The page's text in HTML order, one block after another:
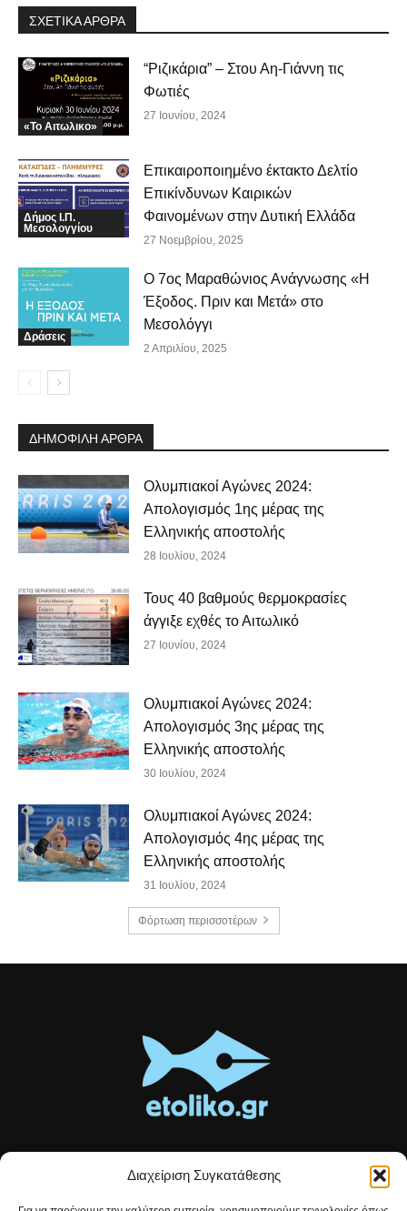
Διαχείριση Συγκατάθεσης
ΣΧΕΤΙΚΑ ΑΡΘΡΑ
«Το Αιτωλικο»
“Ριζικάρια” – Στου Αη-Γιάννη τις
Φωτιές
27 Ιουνίου, 2024
Δήμος Ι.Π.
Μεσολογγίου
Επικαιροποιημένο έκτακτο Δελτίο
Επικίνδυνων Καιρικών
Φαινομένων στην Δυτική Ελλάδα
27 Νοεμβρίου, 2025
Δράσεις
Ο 7ος Μαραθώνιος Ανάγνωσης «Η
Έξοδος. Πριν και Μετά» στο
Μεσολόγγι
2 Απριλίου, 2025
ΔΗΜΟΦΙΛΗ ΑΡΘΡΑ
Ολυμπιακοί Αγώνες 2024:
Απολογισμός 1ης μέρας της
Ελληνικής αποστολής
28 Ιουλίου, 2024
Τους 40 βαθμούς θερμοκρασίες
άγγιξε εχθές το Αιτωλικό
27 Ιουνίου, 2024
Ολυμπιακοί Αγώνες 2024:
Απολογισμός 3ης μέρας της
Ελληνικής αποστολής
30 Ιουλίου, 2024
Ολυμπιακοί Αγώνες 2024:
Απολογισμός 4ης μέρας της
Ελληνικής αποστολής
31 Ιουλίου, 2024
Φόρτωση περισσοτέρων
Τοπικές ειδήσεις, αναλύσεις και ιστορίες από το Αιτωλικό